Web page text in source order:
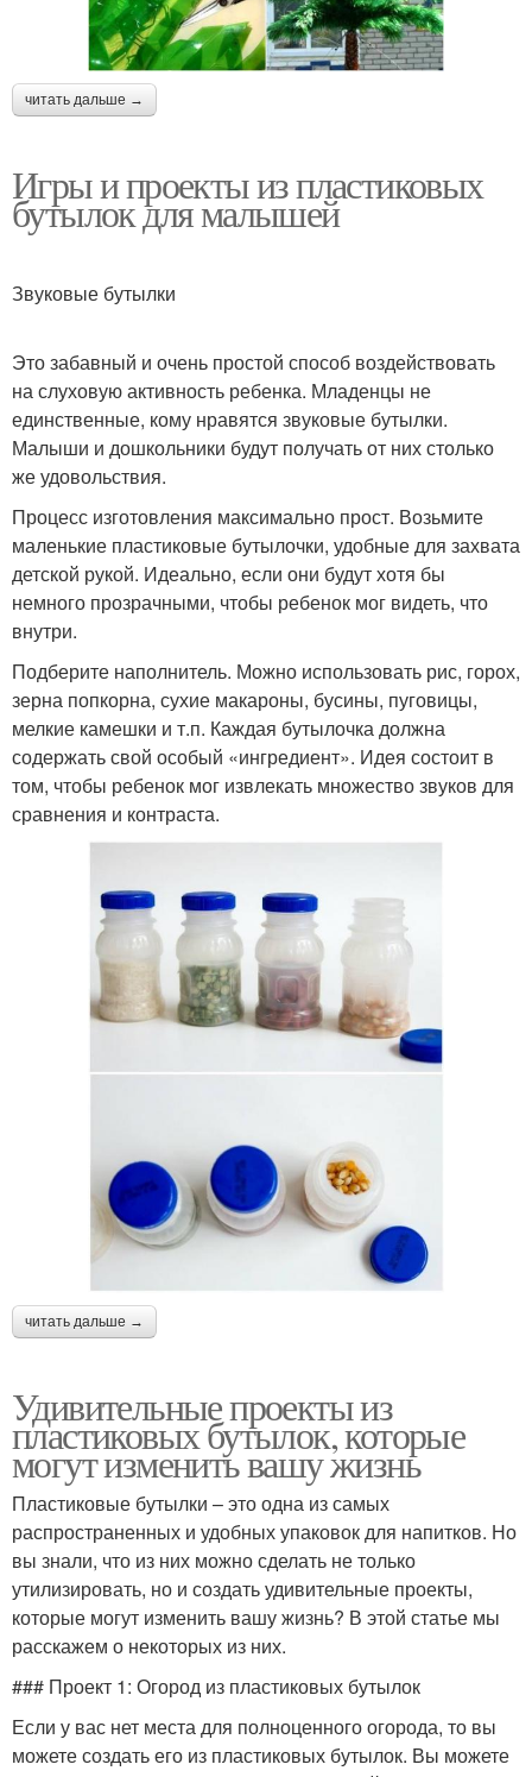
читать дальше →
Игры и проекты из пластиковых
бутылок для малышей
Звуковые бутылки
Это забавный и очень простой способ воздействовать
на слуховую активность ребенка. Младенцы не
единственные, кому нравятся звуковые бутылки.
Малыши и дошкольники будут получать от них столько
же удовольствия.
Процесс изготовления максимально прост. Возьмите
маленькие пластиковые бутылочки, удобные для захвата
детской рукой. Идеально, если они будут хотя бы
немного прозрачными, чтобы ребенок мог видеть, что
внутри.
Подберите наполнитель. Можно использовать рис, горох,
зерна попкорна, сухие макароны, бусины, пуговицы,
мелкие камешки и т.п. Каждая бутылочка должна
содержать свой особый «ингредиент». Идея состоит в
том, чтобы ребенок мог извлекать множество звуков для
сравнения и контраста.
читать дальше →
Удивительные проекты из
пластиковых бутылок, которые
могут изменить вашу жизнь
Пластиковые бутылки – это одна из самых
распространенных и удобных упаковок для напитков. Но
вы знали, что из них можно сделать не только
утилизировать, но и создать удивительные проекты,
которые могут изменить вашу жизнь? В этой статье мы
расскажем о некоторых из них.
### Проект 1: Огород из пластиковых бутылок
Если у вас нет места для полноценного огорода, то вы
можете создать его из пластиковых бутылок. Вы можете